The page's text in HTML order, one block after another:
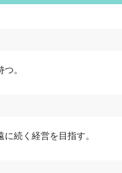
。
続く経営を目指す。